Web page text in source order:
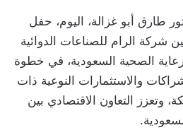
طارق أبو غزالة، اليوم، حفل
شركة الرام للصناعات الدوائية
الصحية السعودية، في خطوة
والاستثمارات النوعية ذات
وتعزز التعاون الاقتصادي بين